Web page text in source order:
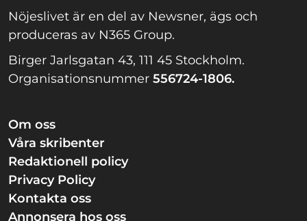
Nöjeslivet är en del av Newsner, ägs och
produceras av N365 Group.
Birger Jarlsgatan 43, 111 45 Stockholm.
Organisationsnummer 556724-1806.
Om oss
Våra skribenter
Redaktionell policy
Privacy Policy
Kontakta oss
Annonsera hos oss